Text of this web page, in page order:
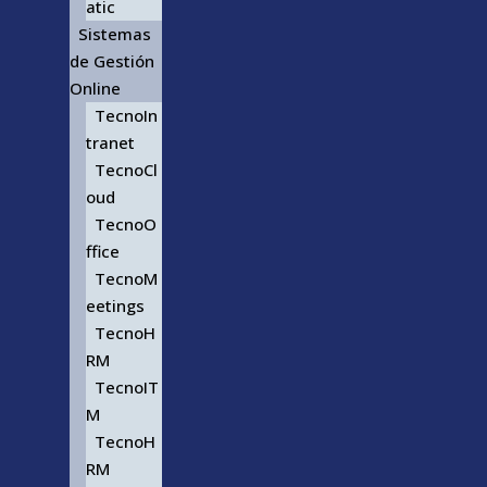
atic
Sistemas
de Gestión
Online
TecnoIn
tranet
TecnoCl
oud
TecnoO
ffice
TecnoM
eetings
TecnoH
RM
TecnoIT
M
TecnoH
RM